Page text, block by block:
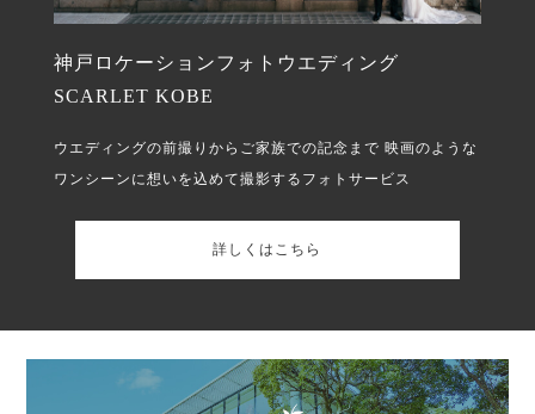
神戸ロケーションフォトウエディング
SCARLET KOBE
ウエディングの前撮りからご家族での記念まで 映画のような
ワンシーンに想いを込めて撮影するフォトサービス
詳しくはこちら